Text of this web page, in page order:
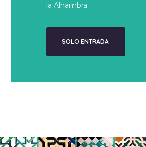
la Alhambra
SOLO ENTRADA